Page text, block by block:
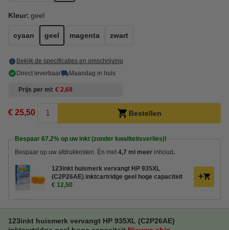
Kleur: geel
cyaan geel magenta zwart
Bekijk de specificaties en omschrijving
Direct leverbaar
Maandag in huis
Prijs per ml € 2,68
€ 25,50 Bestellen
Bespaar 67,2% op uw inkt (zonder kwaliteitsverlies)!
Bespaar op uw afdrukkosten. Én met 4,7 ml meer inhoud .
123inkt huismerk vervangt HP 935XL
(C2P26AE) inktcartridge geel hoge capaciteit
€ 12,50
123inkt huismerk vervangt HP 935XL (C2P26AE)